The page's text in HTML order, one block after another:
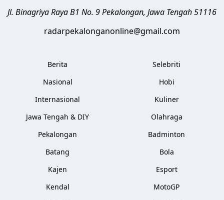
Jl. Binagriya Raya B1 No. 9Pekalongan, Jawa Tengah51116
radarpekalonganonline@gmail.com
Berita
Nasional
Internasional
Jawa Tengah & DIY
Pekalongan
Batang
Kajen
Kendal
Selebriti
Hobi
Kuliner
Olahraga
Badminton
Bola
Esport
MotoGP